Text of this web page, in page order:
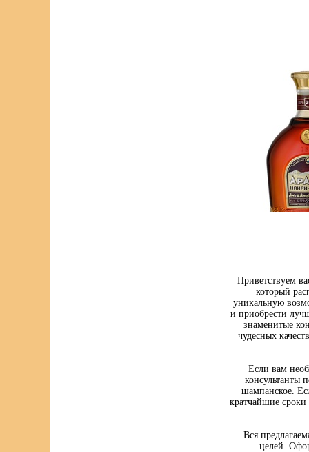
Приветствуем
который
уникальную
и приобрести
знаменитые
чудесных
Если вам
консультанты
шампанское.
кратчайшие
Вся
целей.